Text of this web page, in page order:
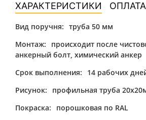
ХАРАКТЕРИСТИКИ ОПЛАТА
Вид поручня: труба 50 мм
Монтаж:
происходит после
анкерный болт, химический анкер
Срок выполнения:
14 рабочих
Рисунок:
профильная труба
Покраска:
порошковая по RAL